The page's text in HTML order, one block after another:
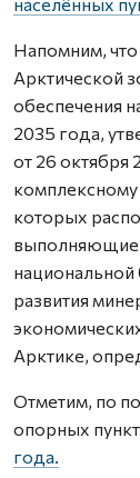
Напомним, что
Арктической
обеспечения
2035 года,
от 26 октября
комплексному
которых
выполняющие
национальной
развития
Арктике,
Отметим, по
опорных
года.